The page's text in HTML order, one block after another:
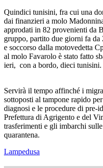
Quindici tunisini, fra cui una
dai finanzieri a molo
approdati in 82 provenienti da
gruppo, partito due giorni fa
e soccorso dalla motovedetta
al molo Favarolo è stato fatto
ieri, con a bordo, dieci tunisini.
Servirà il tempo affinché i
sottoposti al tampone rapido
diagnosi e le procedure di pre-
Prefettura di Agrigento e del
trasferimenti e gli imbarchi
quarantena.
Lampedusa